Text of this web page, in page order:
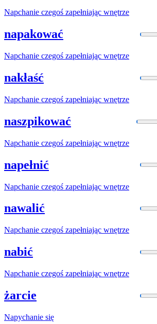
Napchanie czegoś zapełniając wnętrze
napakować
Napchanie czegoś zapełniając wnętrze
nakłaść
Napchanie czegoś zapełniając wnętrze
naszpikować
Napchanie czegoś zapełniając wnętrze
napełnić
Napchanie czegoś zapełniając wnętrze
nawalić
Napchanie czegoś zapełniając wnętrze
nabić
Napchanie czegoś zapełniając wnętrze
żarcie
Napychanie się